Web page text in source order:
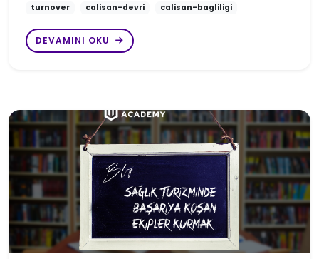
turnover calisan-devri calisan-bagliligi
DEVAMINI OKU